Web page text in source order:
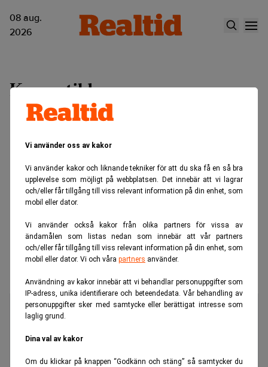
Vi använder oss av kakor
Vi använder kakor och liknande tekniker för att du ska få en så bra
upplevelse som möjligt på webbplatsen. Det innebär att vi lagrar
och/eller får tillgång till viss relevant information på din enhet, som
mobil eller dator.
Vi använder också kakor från olika partners för vissa av
ändamålen som listas nedan som innebär att vår partners
och/eller får tillgång till viss relevant information på din enhet, som
mobil eller dator. Vi och våra partners använder.
Användning av kakor innebär att vi behandlar personuppgifter som
IP-adress, unika identifierare och beteendedata. Vår behandling av
personuppgifter sker med samtycke eller berättigat intresse som
laglig grund.
Dina val av kakor
Om du klickar på knappen “Godkänn och stäng” så samtycker du
08 aug.
2026
Konvertibler
”Fortsatt intresse för konvertibler”